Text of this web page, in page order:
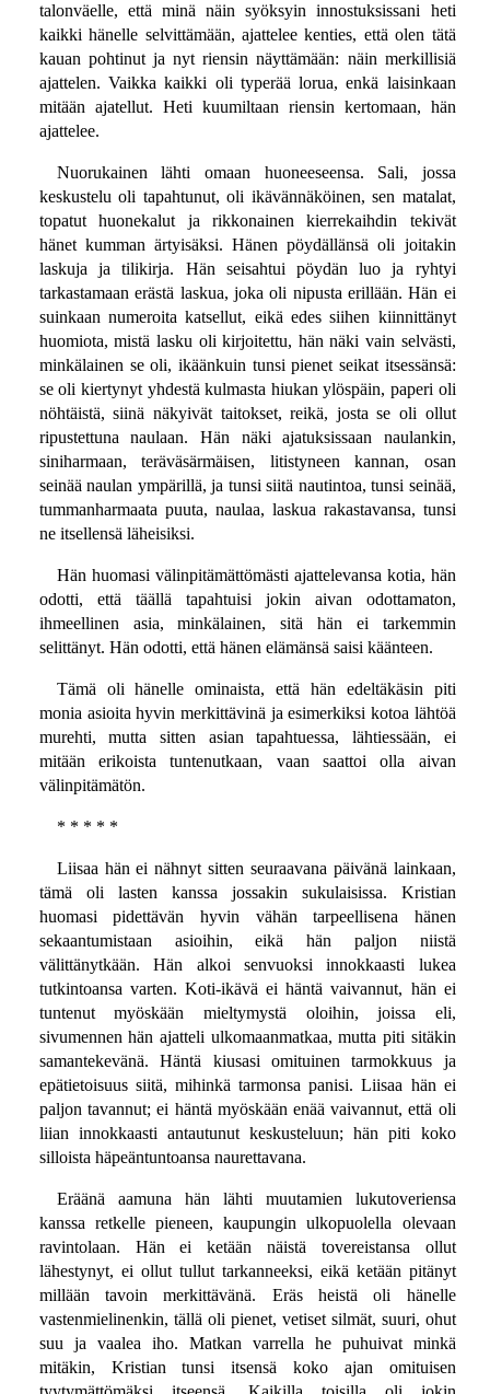
talonväelle, että minä näin syöksyin innostuksissani heti
kaikki hänelle selvittämään, ajattelee kenties, että olen tätä
kauan pohtinut ja nyt riensin näyttämään: näin merkillisiä
ajattelen. Vaikka kaikki oli typerää lorua, enkä laisinkaan
mitään ajatellut. Heti kuumiltaan riensin kertomaan, hän
ajattelee.
Nuorukainen lähti omaan huoneeseensa. Sali, jossa
keskustelu oli tapahtunut, oli ikävännäköinen, sen matalat,
topatut huonekalut ja rikkonainen kierrekaihdin tekivät
hänet kumman ärtyisäksi. Hänen pöydällänsä oli joitakin
laskuja ja tilikirja. Hän seisahtui pöydän luo ja ryhtyi
tarkastamaan erästä laskua, joka oli nipusta erillään. Hän ei
suinkaan numeroita katsellut, eikä edes siihen kiinnittänyt
huomiota, mistä lasku oli kirjoitettu, hän näki vain selvästi,
minkälainen se oli, ikäänkuin tunsi pienet seikat itsessänsä:
se oli kiertynyt yhdestä kulmasta hiukan ylöspäin, paperi oli
nöhtäistä, siinä näkyivät taitokset, reikä, josta se oli ollut
ripustettuna naulaan. Hän näki ajatuksissaan naulankin,
siniharmaan, teräväsärmäisen, litistyneen kannan, osan
seinää naulan ympärillä, ja tunsi siitä nautintoa, tunsi seinää,
tummanharmaata puuta, naulaa, laskua rakastavansa, tunsi
ne itsellensä läheisiksi.
Hän huomasi välinpitämättömästi ajattelevansa kotia, hän
odotti, että täällä tapahtuisi jokin aivan odottamaton,
ihmeellinen asia, minkälainen, sitä hän ei tarkemmin
selittänyt. Hän odotti, että hänen elämänsä saisi käänteen.
Tämä oli hänelle ominaista, että hän edeltäkäsin piti
monia asioita hyvin merkittävinä ja esimerkiksi kotoa lähtöä
murehti, mutta sitten asian tapahtuessa, lähtiessään, ei
mitään erikoista tuntenutkaan, vaan saattoi olla aivan
välinpitämätön.
* * * * *
Liisaa hän ei nähnyt sitten seuraavana päivänä lainkaan,
tämä oli lasten kanssa jossakin sukulaisissa. Kristian
huomasi pidettävän hyvin vähän tarpeellisena hänen
sekaantumistaan asioihin, eikä hän paljon niistä
välittänytkään. Hän alkoi senvuoksi innokkaasti lukea
tutkintoansa varten. Koti-ikävä ei häntä vaivannut, hän ei
tuntenut myöskään mieltymystä oloihin, joissa eli,
sivumennen hän ajatteli ulkomaanmatkaa, mutta piti sitäkin
samantekevänä. Häntä kiusasi omituinen tarmokkuus ja
epätietoisuus siitä, mihinkä tarmonsa panisi. Liisaa hän ei
paljon tavannut; ei häntä myöskään enää vaivannut, että oli
liian innokkaasti antautunut keskusteluun; hän piti koko
silloista häpeäntuntoansa naurettavana.
Eräänä aamuna hän lähti muutamien lukutoveriensa
kanssa retkelle pieneen, kaupungin ulkopuolella olevaan
ravintolaan. Hän ei ketään näistä tovereistansa ollut
lähestynyt, ei ollut tullut tarkanneeksi, eikä ketään pitänyt
millään tavoin merkittävänä. Eräs heistä oli hänelle
vastenmielinenkin, tällä oli pienet, vetiset silmät, suuri, ohut
suu ja vaalea iho. Matkan varrella he puhuivat minkä
mitäkin, Kristian tunsi itsensä koko ajan omituisen